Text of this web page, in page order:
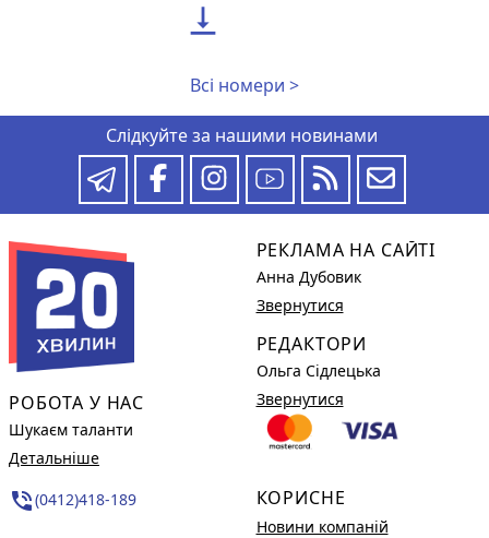

Всі номери >
Слідкуйте за нашими новинами
РОБОТА У НАС
Шукаєм таланти
Детальніше
phone_in_talk(0412)418-189
РЕКЛАМА НА САЙТІ
Анна Дубовик
Звернутися
РЕДАКТОРИ
Ольга Сідлецька
Звернутися
КОРИСНЕ
Новини компаній